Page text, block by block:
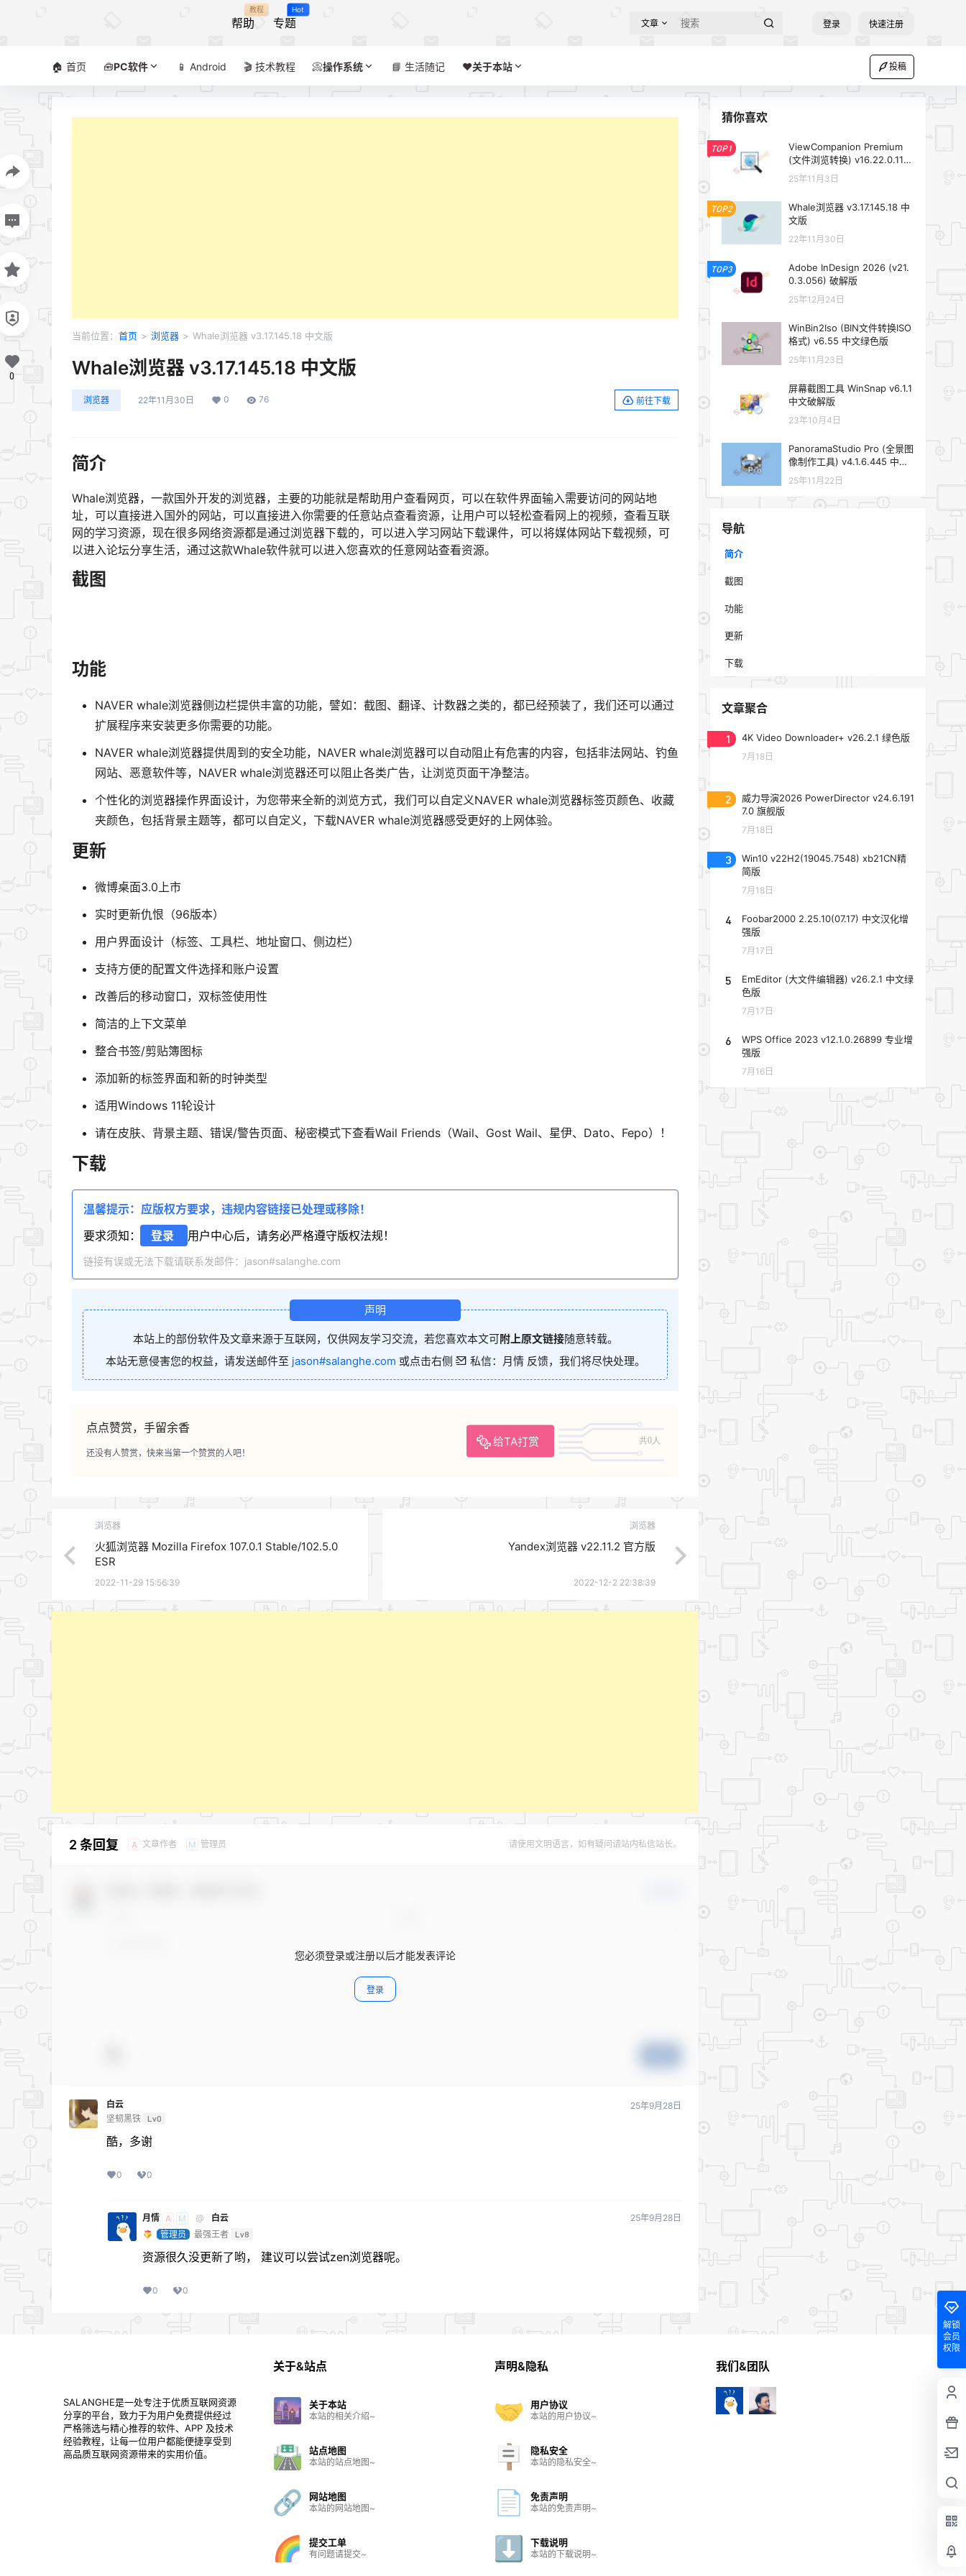
帮助
教程
专题
Hot
文章 登录 快速注册
🏠 首页 🧰PC软件 📱 Android 🎬 技术教程 📀操作系统 📘 生活随记 ❤️‍关于本站 投稿
当前位置： 首页 > 浏览器 > Whale浏览器 v3.17.145.18 中文版
Whale浏览器 v3.17.145.18 中文版
浏览器 22年11月30日 0 76 前往下载
简介
Whale浏览器，一款国外开发的浏览器，主要的功能就是帮助用户查看网页，可以在软件界面输入需要访问的网站地
址，可以直接进入国外的网站，可以直接进入你需要的任意站点查看资源，让用户可以轻松查看网上的视频，查看互联
网的学习资源，现在很多网络资源都是通过浏览器下载的，可以进入学习网站下载课件，可以将媒体网站下载视频，可
以进入论坛分享生活，通过这款Whale软件就可以进入您喜欢的任意网站查看资源。
截图
功能
NAVER whale浏览器侧边栏提供丰富的功能，譬如：截图、翻译、计数器之类的，都已经预装了，我们还可以通过
扩展程序来安装更多你需要的功能。
NAVER whale浏览器提供周到的安全功能，NAVER whale浏览器可以自动阻止有危害的内容，包括非法网站、钓鱼
网站、恶意软件等，NAVER whale浏览器还可以阻止各类广告，让浏览页面干净整洁。
个性化的浏览器操作界面设计，为您带来全新的浏览方式，我们可以自定义NAVER whale浏览器标签页颜色、收藏
夹颜色，包括背景主题等，都可以自定义，下载NAVER whale浏览器感受更好的上网体验。
更新
微博桌面3.0上市
实时更新仇恨（96版本）
用户界面设计（标签、工具栏、地址窗口、侧边栏）
支持方便的配置文件选择和账户设置
改善后的移动窗口，双标签使用性
简洁的上下文菜单
整合书签/剪贴簿图标
添加新的标签界面和新的时钟类型
适用Windows 11轮设计
请在皮肤、背景主题、错误/警告页面、秘密模式下查看Wail Friends（Wail、Gost Wail、星伊、Dato、Fepo）！
下载
温馨提示：应版权方要求，违规内容链接已处理或移除！
要求须知：
登录 用户中心后，请务必严格遵守版权法规！
链接有误或无法下载请联系发邮件：jason#salanghe.com
声明
本站上的部份软件及文章来源于互联网，仅供网友学习交流，若您喜欢本文可附上原文链接随意转载。
本站无意侵害您的权益，请发送邮件至 jason#salanghe.com 或点击右侧 私信：月情 反馈，我们将尽快处理。
点点赞赏，手留余香
给TA打赏 共0人
还没有人赞赏，快来当第一个赞赏的人吧！
0
浏览器
火狐浏览器 Mozilla Firefox 107.0.1 Stable/102.5.0
ESR
2022-11-29 15:56:39
浏览器
Yandex浏览器 v22.11.2 官方版
2022-12-2 22:38:39
2 条回复 A 文章作者 M 管理员 请使用文明语言，如有疑问请站内私信站长。
您必须登录或注册以后才能发表评论
登录
白云
坚韧黑铁 Lv0
25年9月28日
酷，多谢
0 0
月情 A M @
白云
管理员
最强王者 Lv8
25年9月28日
资源很久没更新了哟， 建议可以尝试zen浏览器呢。
0 0
猜你喜欢
TOP1
ViewCompanion Premium
(文件浏览转换) v16.22.0.1116
便携版
25年11月3日
TOP2
Whale浏览器 v3.17.145.18 中
文版
22年11月30日
TOP3
Adobe InDesign 2026 (v21.
0.3.056) 破解版
25年12月24日
WinBin2Iso (BIN文件转换ISO
格式) v6.55 中文绿色版
25年11月23日
屏幕截图工具 WinSnap v6.1.1
中文破解版
23年10月4日
PanoramaStudio Pro (全景图
像制作工具) v4.1.6.445 中文
便携版
25年11月22日
导航
简介
截图
功能
更新
下载
文章聚合
1 4K Video Downloader+ v26.2.1 绿色版
7月18日
2
威力导演2026 PowerDirector v24.6.191
7.0 旗舰版
7月18日
3
Win10 v22H2(19045.7548) xb21CN精
简版
7月18日
4
Foobar2000 2.25.10(07.17) 中文汉化增
强版
7月17日
5
EmEditor (大文件编辑器) v26.2.1 中文绿
色版
7月17日
6
WPS Office 2023 v12.1.0.26899 专业增
强版
7月16日
解锁
会员
权限
SALANGHE是一处专注于优质互联网资源
分享的平台，致力于为用户免费提供经过
严格筛选与精心推荐的软件、APP 及技术
经验教程，让每一位用户都能便捷享受到
高品质互联网资源带来的实用价值。
关于&站点
关于本站
本站的相关介绍~
站点地图
本站的站点地图~
网站地图
本站的网站地图~
提交工单
有问题请提交~
声明&隐私
用户协议
本站的用户协议~
隐私安全
本站的隐私安全~
免责声明
本站的免责声明~
下载说明
本站的下载说明~
我们&团队